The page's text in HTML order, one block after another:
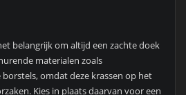
belangrijk om altijd een zachte doek
materialen zoals
omdat deze krassen op het
Kies in plaats daarvan voor een